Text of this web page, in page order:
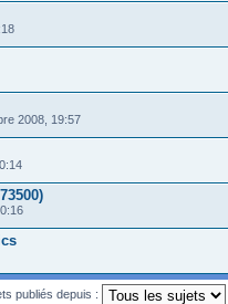
2008, 19:57
publiés depuis :